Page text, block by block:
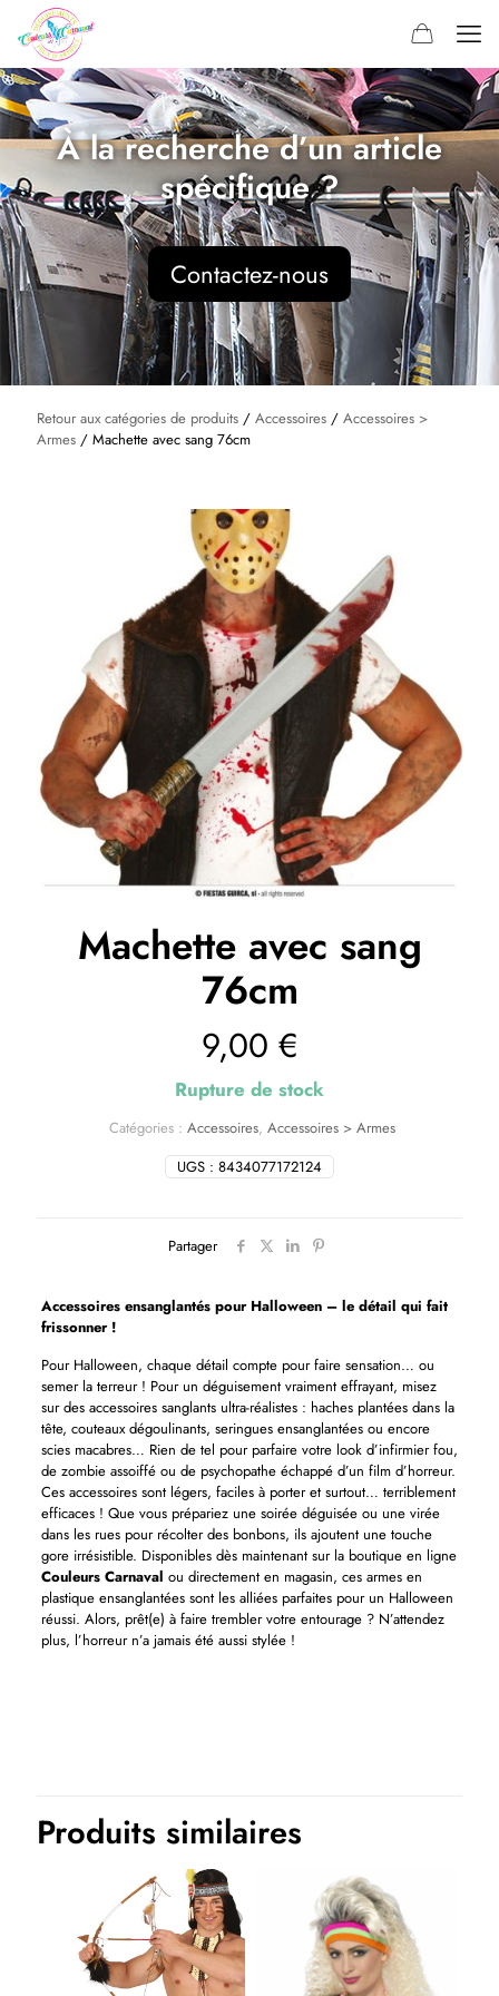
À la recherche d’un article
spécifique ?
Contactez-nous
Retour aux catégories de produits / Accessoires / Accessoires >
Armes / Machette avec sang 76cm
Machette avec sang
76cm
9,00 €
Rupture de stock
UGS : 8434077172124
Catégories : Accessoires, Accessoires > Armes
Partager
Accessoires ensanglantés pour Halloween – le détail qui fait
frissonner !
Pour Halloween, chaque détail compte pour faire sensation… ou
semer la terreur ! Pour un déguisement vraiment effrayant, misez
sur des accessoires sanglants ultra-réalistes : haches plantées dans la
tête, couteaux dégoulinants, seringues ensanglantées ou encore
scies macabres… Rien de tel pour parfaire votre look d’infirmier fou,
de zombie assoiffé ou de psychopathe échappé d’un film d’horreur.
Ces accessoires sont légers, faciles à porter et surtout… terriblement
efficaces ! Que vous prépariez une soirée déguisée ou une virée
dans les rues pour récolter des bonbons, ils ajoutent une touche
gore irrésistible. Disponibles dès maintenant sur la boutique en ligne
Couleurs Carnaval ou directement en magasin, ces armes en
plastique ensanglantées sont les alliées parfaites pour un Halloween
réussi. Alors, prêt(e) à faire trembler votre entourage ? N’attendez
plus, l’horreur n’a jamais été aussi stylée !
Produits similaires